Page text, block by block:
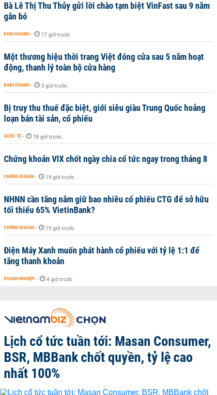
Bà Lê Thị Thu Thủy gửi lời chào tạm biệt VinFast sau 9 năm
gắn bó
KINH DOANH - 17 giờ trước
Một thương hiệu thời trang Việt đóng cửa sau 5 năm hoạt
động, thanh lý toàn bộ cửa hàng
KINH DOANH - 3 giờ trước
Bị truy thu thuế đặc biệt, giới siêu giàu Trung Quốc hoảng
loạn bán tài sản, cổ phiếu
QUỐC TẾ - 18 giờ trước
Chứng khoán VIX chốt ngày chia cổ tức ngay trong tháng 8
CHỨNG KHOÁN - 19 giờ trước
NHNN cần tăng nắm giữ bao nhiêu cổ phiếu CTG để sở hữu
tối thiểu 65% VietinBank?
CHỨNG KHOÁN - 19 giờ trước
Điện Máy Xanh muốn phát hành cổ phiếu với tỷ lệ 1:1 để
tăng thanh khoản
DOANH NGHIỆP - 4 giờ trước
Lịch cổ tức tuần tới: Masan Consumer,
BSR, MBBank chốt quyền, tỷ lệ cao
nhất 100%